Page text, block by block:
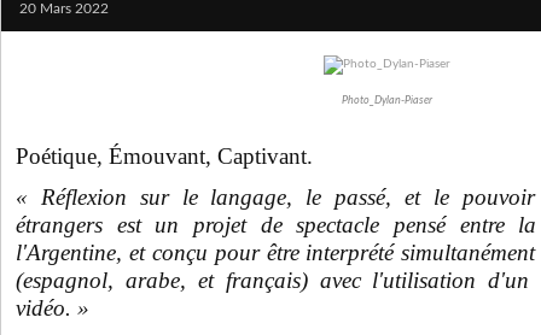
20 Mars 2022
Photo_Dylan-Piaser
Poétique, Émouvant, Captivant.
« Réflexion sur le langage, le passé, et le
étrangers est un projet de spectacle pensé entre
l'Argentine, et conçu pour être interprété
(espagnol, arabe, et français) avec l'utilisation d'un
vidéo. »